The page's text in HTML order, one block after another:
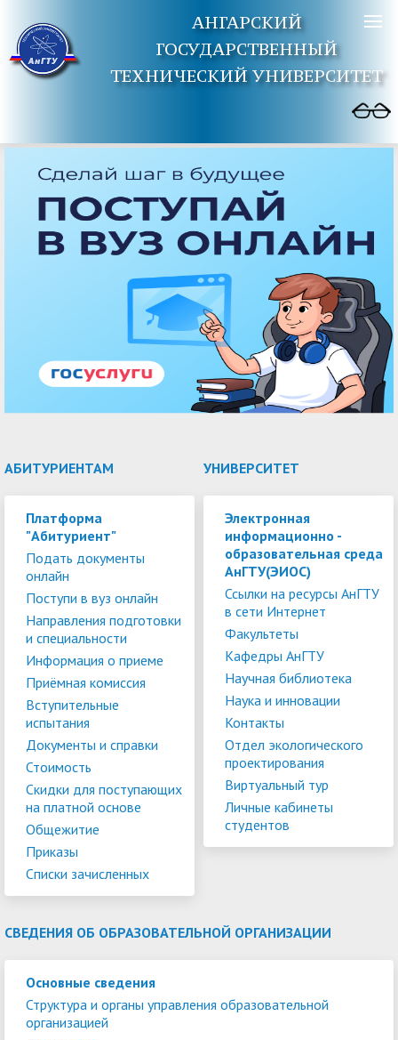
АНГАРСКИЙ
ГОСУДАРСТВЕННЫЙ
ТЕХНИЧЕСКИЙ УНИВЕРСИТЕТ
АБИТУРИЕНТАМ
Платформа
"Абитуриент"
Подать документы
онлайн
Поступи в вуз онлайн
Направления подготовки
и специальности
Информация о приеме
Приёмная комиссия
Вступительные
испытания
Документы и справки
Стоимость
Скидки для поступающих
на платной основе
Общежитие
Приказы
Списки зачисленных
УНИВЕРСИТЕТ
Электронная
информационно -
образовательная среда
АнГТУ(ЭИОС)
Ссылки на ресурсы АнГТУ
в сети Интернет
Факультеты
Кафедры АнГТУ
Научная библиотека
Наука и инновации
Контакты
Отдел экологического
проектирования
Виртуальный тур
Личные кабинеты
студентов
СВЕДЕНИЯ ОБ ОБРАЗОВАТЕЛЬНОЙ ОРГАНИЗАЦИИ
Основные сведения
Структура и органы управления образовательной
организацией